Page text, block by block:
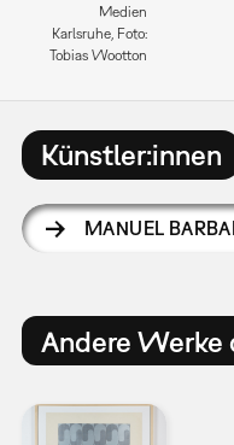
Medien
Karlsruhe, Foto:
Tobias Wootton
Künstler:innen
MANUEL
Andere